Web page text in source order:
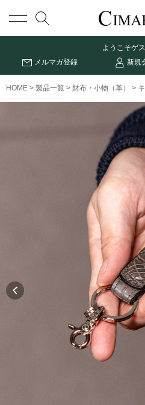
メニュー
ようこそゲ
メルマガ登録
新規
HOME 製品一覧 財布・小物（革）